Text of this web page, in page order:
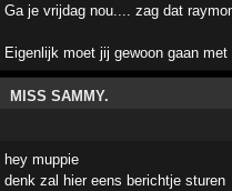
Ga je vrijdag nou.... zag dat
Eigenlijk moet jij gewoon gaan met
MISS SAMMY.
hey muppie
denk zal hier eens berichtje sturen